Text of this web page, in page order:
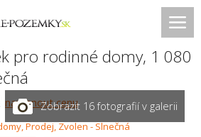
pro rodinné domy, 1 080
navrhnout cenuZobrazit 16 fotografií v galerii